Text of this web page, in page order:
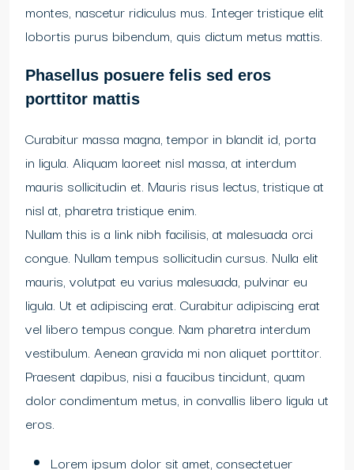
montes, nascetur ridiculus mus. Integer tristique elit
lobortis purus bibendum, quis dictum metus mattis.
Phasellus posuere felis sed eros
porttitor mattis
Curabitur massa magna, tempor in blandit id, porta
in ligula. Aliquam laoreet nisl massa, at interdum
mauris sollicitudin et. Mauris risus lectus, tristique at
nisl at, pharetra tristique enim.
Nullam this is a link nibh facilisis, at malesuada orci
congue. Nullam tempus sollicitudin cursus. Nulla elit
mauris, volutpat eu varius malesuada, pulvinar eu
ligula. Ut et adipiscing erat. Curabitur adipiscing erat
vel libero tempus congue. Nam pharetra interdum
vestibulum. Aenean gravida mi non aliquet porttitor.
Praesent dapibus, nisi a faucibus tincidunt, quam
dolor condimentum metus, in convallis libero ligula ut
eros.
Lorem ipsum dolor sit amet, consectetuer